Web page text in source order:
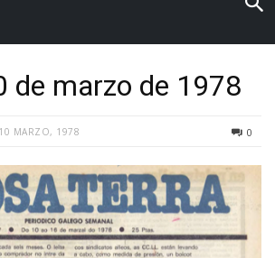
de marzo de 1978
10 MARZO, 1978 0